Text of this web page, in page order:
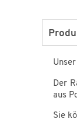
Der
aus
Sie